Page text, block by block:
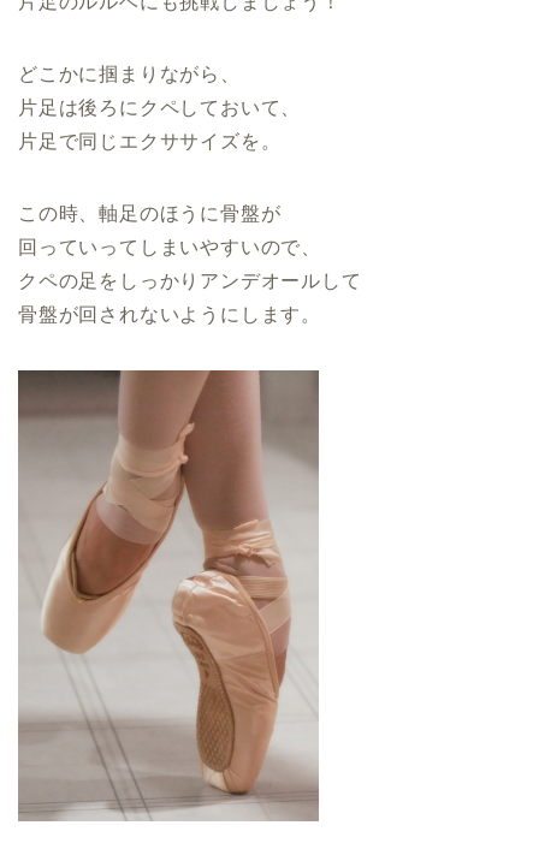
どこかに掴まりながら、
片足は後ろにクペしておいて、
片足で同じエクササイズを。
この時、軸足のほうに骨盤が
回っていってしまいやすいので、
クペの足をしっかりアンデオールして
骨盤が回されないようにします。